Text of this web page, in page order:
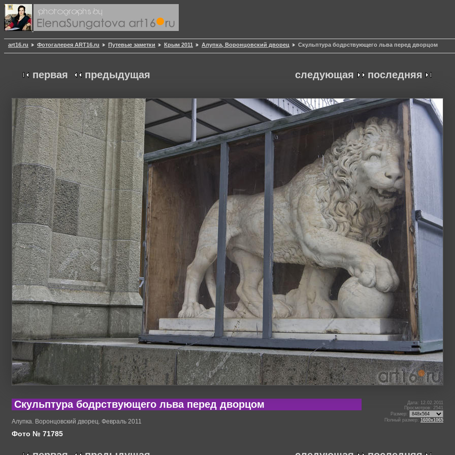
art16.ru Фотогалерея ART16.ru Путевые заметки Крым 2011 Алупка, Воронцовский дворец Скульптура бодрствующего льва перед дворцом
следующая последняя
первая предыдущая
Скульптура бодрствующего льва перед дворцом
Алупка. Воронцовский дворец. Февраль 2011
Фото № 71785
Дата: 12.02.2011
Просмотров: 2541
Размер:
Полный размер: 1600x1065